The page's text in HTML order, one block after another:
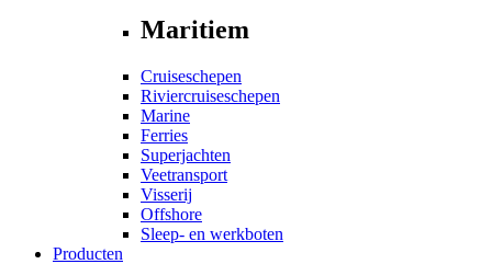
Maritiem
Cruiseschepen
Riviercruiseschepen
Marine
Ferries
Superjachten
Veetransport
Visserij
Offshore
Sleep- en werkboten
Producten